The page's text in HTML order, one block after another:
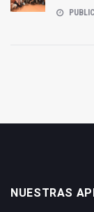
NUESTRAS